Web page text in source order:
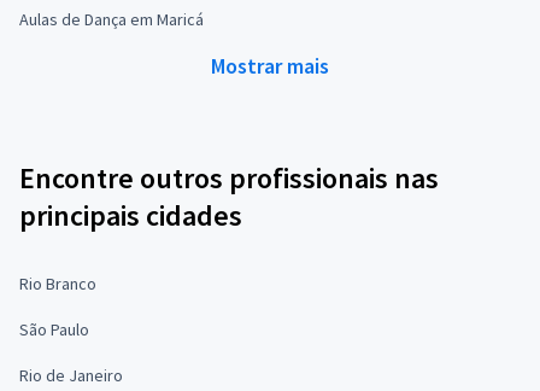
Aulas de Dança em Maricá
Mostrar mais
Encontre outros profissionais nas
principais cidades
Rio Branco
São Paulo
Rio de Janeiro